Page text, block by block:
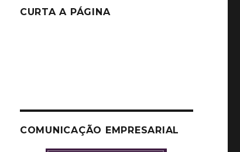
CURTA A PÁGINA
COMUNICAÇÃO EMPRESARIAL